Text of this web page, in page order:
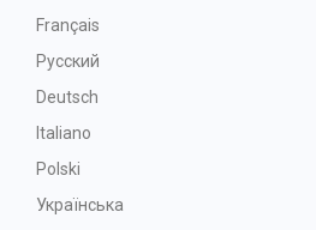
Français
Русский
Deutsch
Italiano
Polski
Українська